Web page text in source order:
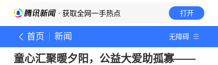
· 获取全网一手热点 打开
首页 新闻 无障碍
童心汇聚暖夕阳，公益大爱助孤寡——